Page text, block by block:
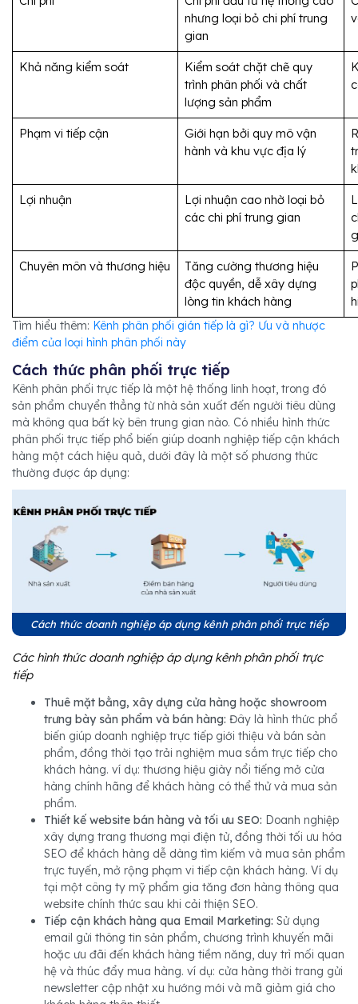
nhưng loại bỏ chi phí trung
gian
Khả năng kiểm soát
Kiểm soát chặt chẽ quy
trình phân phối và chất
lượng sản phẩm
Phạm vi tiếp cận
Giới hạn bởi quy mô vận
hành và khu vực địa lý
Lợi nhuận
Lợi nhuận cao nhờ loại bỏ
các chi phí trung gian
Chuyên môn và thương hiệu
Tăng cường thương hiệu
độc quyền, dễ xây dựng
lòng tin khách hàng
Tìm hiểu thêm: Kênh phân phối gián tiếp là gì? Ưu và nhược
điểm của loại hình phân phối này
Cách thức phân phối trực tiếp
Kênh phân phối trực tiếp là một hệ thống linh hoạt, trong đó
sản phẩm chuyển thẳng từ nhà sản xuất đến người tiêu dùng
mà không qua bất kỳ bên trung gian nào. Có nhiều hình thức
phân phối trực tiếp phổ biến giúp doanh nghiệp tiếp cận khách
hàng một cách hiệu quả, dưới đây là một số phương thức
thường được áp dụng:
Cách thức doanh nghiệp áp dụng kênh phân phối trực tiếp
Các hình thức doanh nghiệp áp dụng kênh phân phối trực
tiếp
Thuê mặt bằng, xây dựng cửa hàng hoặc showroom
trưng bày sản phẩm và bán hàng: Đây là hình thức phổ
biến giúp doanh nghiệp trực tiếp giới thiệu và bán sản
phẩm, đồng thời tạo trải nghiệm mua sắm trực tiếp cho
khách hàng. ví dụ: thương hiệu giày nổi tiếng mở cửa
hàng chính hãng để khách hàng có thể thử và mua sản
phẩm.
Thiết kế website bán hàng và tối ưu SEO: Doanh nghiệp
xây dựng trang thương mại điện tử, đồng thời tối ưu hóa
SEO để khách hàng dễ dàng tìm kiếm và mua sản phẩm
trực tuyến, mở rộng phạm vi tiếp cận khách hàng. Ví dụ
tại một công ty mỹ phẩm gia tăng đơn hàng thông qua
website chính thức sau khi cải thiện SEO.
Tiếp cận khách hàng qua Email Marketing: Sử dụng
email gửi thông tin sản phẩm, chương trình khuyến mãi
hoặc ưu đãi đến khách hàng tiềm năng, duy trì mối quan
hệ và thúc đẩy mua hàng. ví dụ: cửa hàng thời trang gửi
newsletter cập nhật xu hướng mới và mã giảm giá cho